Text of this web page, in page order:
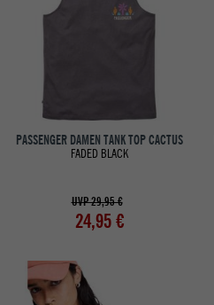
PASSENGER DAMEN TANK TOP CACTUS
FADED BLACK
UVP 29,95 €
24,95 €